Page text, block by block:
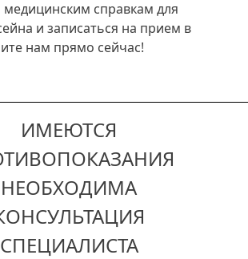
справкам для
и записаться на прием в
нам прямо сейчас!
ИМЕЮТСЯ
НЕОБХОДИМА
СПЕЦИАЛИСТА